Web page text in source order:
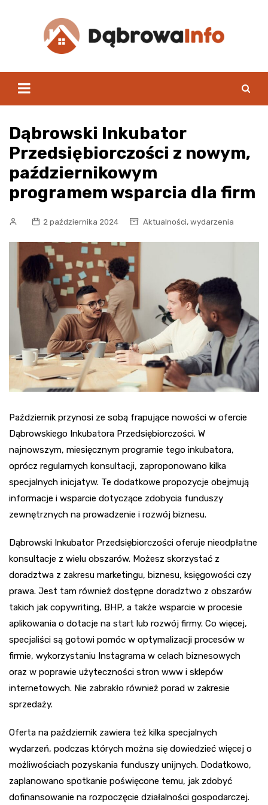
Dąbrowski Inkubator
Przedsiębiorczości z nowym,
październikowym
programem wsparcia dla firm
2 października 2024 Aktualności, wydarzenia
Październik przynosi ze sobą frapujące nowości w ofercie
Dąbrowskiego Inkubatora Przedsiębiorczości. W
najnowszym, miesięcznym programie tego inkubatora,
oprócz regularnych konsultacji, zaproponowano kilka
specjalnych inicjatyw. Te dodatkowe propozycje obejmują
informacje i wsparcie dotyczące zdobycia funduszy
zewnętrznych na prowadzenie i rozwój biznesu.
Dąbrowski Inkubator Przedsiębiorczości oferuje nieodpłatne
konsultacje z wielu obszarów. Możesz skorzystać z
doradztwa z zakresu marketingu, biznesu, księgowości czy
prawa. Jest tam również dostępne doradztwo z obszarów
takich jak copywriting, BHP, a także wsparcie w procesie
aplikowania o dotacje na start lub rozwój firmy. Co więcej,
specjaliści są gotowi pomóc w optymalizacji procesów w
firmie, wykorzystaniu Instagrama w celach biznesowych
oraz w poprawie użyteczności stron www i sklepów
internetowych. Nie zabrakło również porad w zakresie
sprzedaży.
Oferta na październik zawiera też kilka specjalnych
wydarzeń, podczas których można się dowiedzieć więcej o
możliwościach pozyskania funduszy unijnych. Dodatkowo,
zaplanowano spotkanie poświęcone temu, jak zdobyć
dofinansowanie na rozpoczęcie działalności gospodarczej.